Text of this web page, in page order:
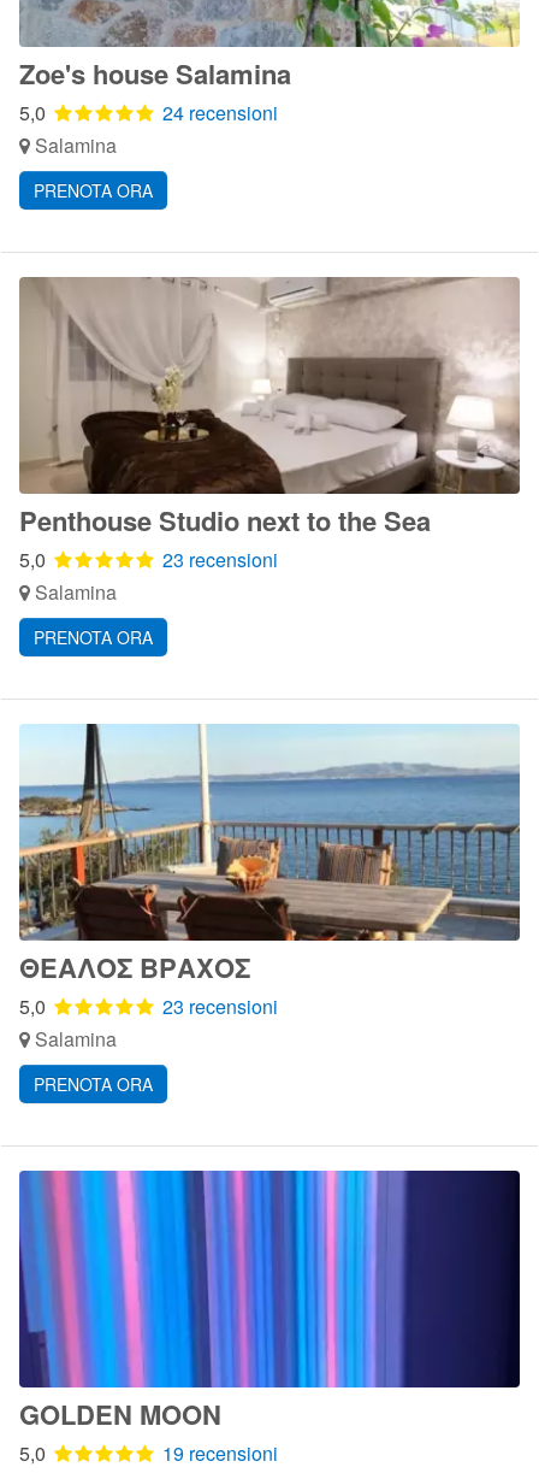
Zoe's house Salamina
5,0
24 recensioni
Salamina
PRENOTA ORA
Penthouse Studio next to the Sea
5,0
23 recensioni
Salamina
PRENOTA ORA
ΘΕΑΛΟΣ ΒΡΑΧΟΣ
5,0
23 recensioni
Salamina
PRENOTA ORA
GOLDEN MOON
5,0
19 recensioni